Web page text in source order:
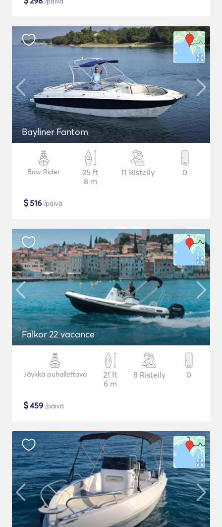
Bayliner Fantom
Bow Rider
25 ft
8 m
11 Risteily 0
$516 /päivä
Falkor 22 vacance
Jäykkä puhallettava
21 ft
6 m
8 Risteily 0
$459 /päivä